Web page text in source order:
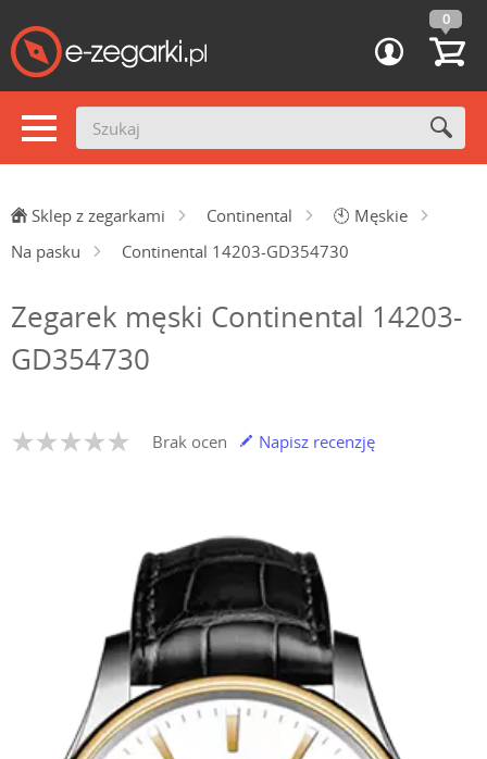
0
Sklep z zegarkami Continental 🕙 Męskie
Na pasku
Continental 14203-GD354730
Zegarek męski Continental 14203-
GD354730
Brak ocen Napisz recenzję